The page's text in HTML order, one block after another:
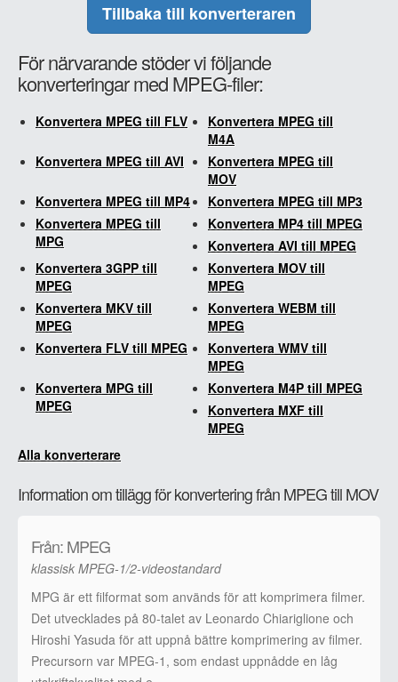
Tillbaka till konverteraren
För närvarande stöder vi följande
konverteringar med MPEG-filer:
Konvertera MPEG till FLV
Konvertera MPEG till
M4A
Konvertera MPEG till AVI
Konvertera MPEG till
MOV
Konvertera MPEG till MP4
Konvertera MPEG till MP3
Konvertera MPEG till
MPG
Konvertera MP4 till MPEG
Konvertera AVI till MPEG
Konvertera 3GPP till
MPEG
Konvertera MOV till
MPEG
Konvertera MKV till
MPEG
Konvertera WEBM till
MPEG
Konvertera FLV till MPEG
Konvertera WMV till
MPEG
Konvertera MPG till
MPEG
Konvertera M4P till MPEG
Konvertera MXF till
MPEG
Alla konverterare
Information om tillägg för konvertering från MPEG till MOV
Från: MPEG
klassisk MPEG-1/2-videostandard
MPG är ett filformat som används för att komprimera filmer.
Det utvecklades på 80-talet av Leonardo Chiariglione och
Hiroshi Yasuda för att uppnå bättre komprimering av filmer.
Precursorn var MPEG-1, som endast uppnådde en låg